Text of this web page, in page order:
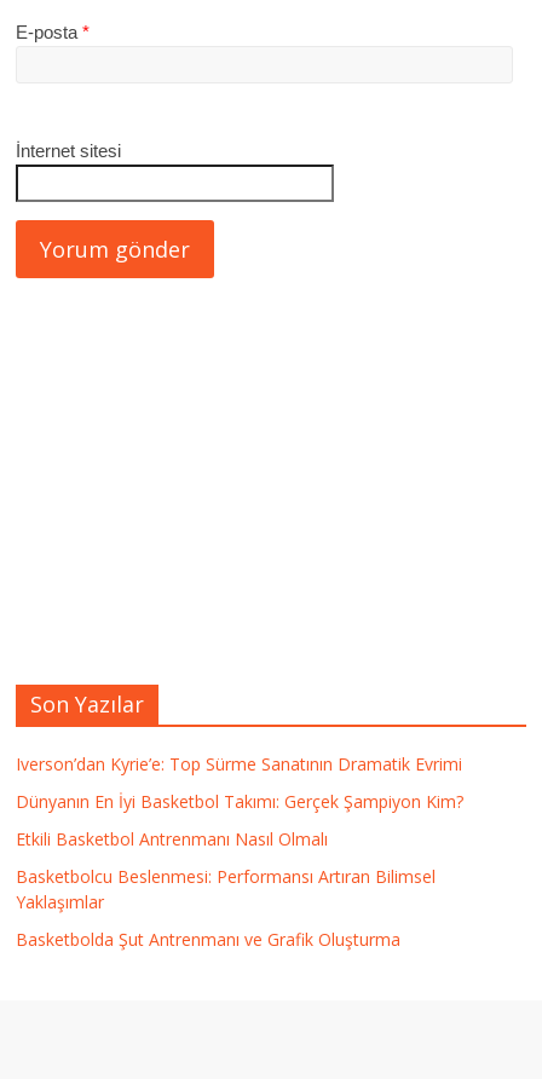
E-posta*
İnternet sitesi
Son Yazılar
Iverson’dan Kyrie’e: Top Sürme Sanatının Dramatik Evrimi
Dünyanın En İyi Basketbol Takımı: Gerçek Şampiyon Kim?
Etkili Basketbol Antrenmanı Nasıl Olmalı
Basketbolcu Beslenmesi: Performansı Artıran Bilimsel
Yaklaşımlar
Basketbolda Şut Antrenmanı ve Grafik Oluşturma